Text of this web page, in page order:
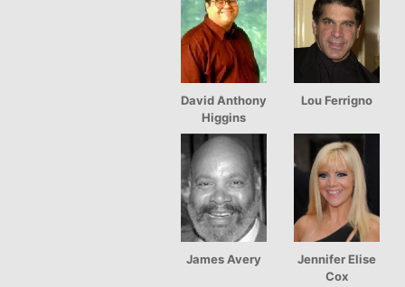
David Anthony
Higgins
Lou Ferrigno
James Avery
Jennifer Elise
Cox